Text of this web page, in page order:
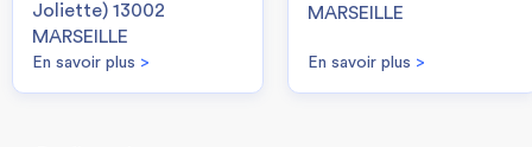
Joliette) 13002
MARSEILLE
En savoir plus >
MARSEILLE
En savoir plus >